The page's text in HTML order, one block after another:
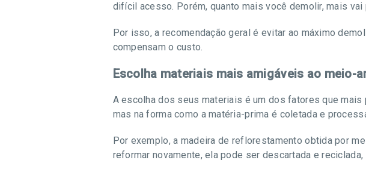
difícil acesso. Porém, quanto mais você demolir, mais
Por isso, a recomendação geral é evitar ao máximo
compensam o custo.
Escolha materiais mais amigáveis ao meio-
A escolha dos seus materiais é um dos fatores que mais
mas na forma como a matéria-prima é coletada e
Por exemplo, a madeira de reflorestamento obtida por
reformar novamente, ela pode ser descartada e